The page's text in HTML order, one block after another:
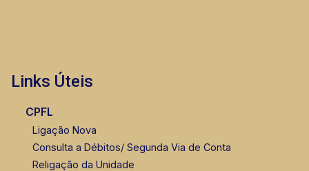
Links Úteis
CPFL
Ligação Nova
Consulta a Débitos/ Segunda Via de Conta
Religação da Unidade